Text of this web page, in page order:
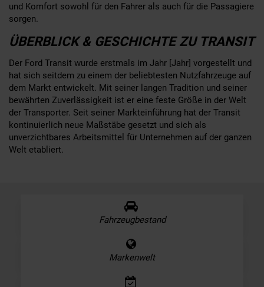
und Komfort sowohl für den Fahrer als auch für die Passagiere
sorgen.
ÜBERBLICK & GESCHICHTE ZU TRANSIT
Der Ford Transit wurde erstmals im Jahr [Jahr] vorgestellt und
hat sich seitdem zu einem der beliebtesten Nutzfahrzeuge auf
dem Markt entwickelt. Mit seiner langen Tradition und seiner
bewährten Zuverlässigkeit ist er eine feste Größe in der Welt
der Transporter. Seit seiner Markteinführung hat der Transit
kontinuierlich neue Maßstäbe gesetzt und sich als
unverzichtbares Arbeitsmittel für Unternehmen auf der ganzen
Welt etabliert.
Fahrzeugbestand
Markenwelt